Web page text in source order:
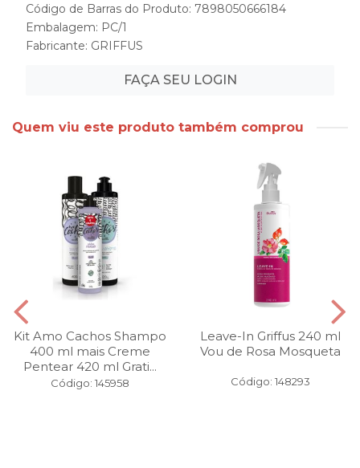
Código de Barras do Produto: 7898050666184
Embalagem: PC/1
Fabricante: GRIFFUS
FAÇA SEU LOGIN
Quem viu este produto também comprou
Kit Amo Cachos Shampo
400 ml mais Creme
Pentear 420 ml Grati...
Código: 145958
Leave-In Griffus 240 ml
Vou de Rosa Mosqueta
Código: 148293